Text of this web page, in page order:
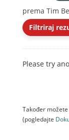
prema Tim
Filtriraj
Please try
Također
(pogledajte